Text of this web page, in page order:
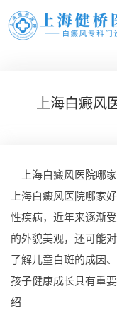
上海白癜风
上海白癜风医院哪
上海白癜风医院哪家
性疾病，近年来逐渐
的外貌美观，还可能
了解儿童白斑的成因
孩子健康成长具有重
绍